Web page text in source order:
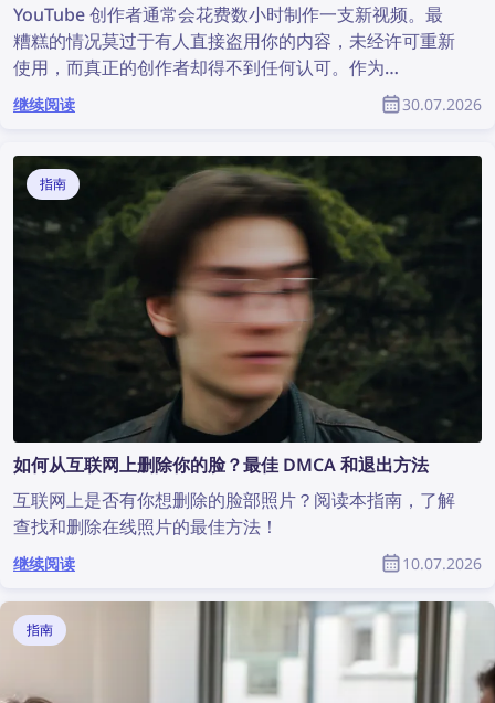
YouTube 创作者通常会花费数小时制作一支新视频。最
糟糕的情况莫过于有人直接盗用你的内容，未经许可重新
使用，而真正的创作者却得不到任何认可。作为
YouTube 社区的一员，如何找到被盗用的内容并保护自
己的版权？
继续阅读 30.07.2026
指南
如何从互联网上删除你的脸？最佳 DMCA 和退出方法
互联网上是否有你想删除的脸部照片？阅读本指南，了解
查找和删除在线照片的最佳方法！
继续阅读 10.07.2026
指南